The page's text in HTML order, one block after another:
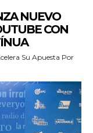
NUEVO
CON
Su Apuesta Por